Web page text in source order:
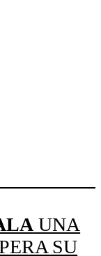
UNA
SU